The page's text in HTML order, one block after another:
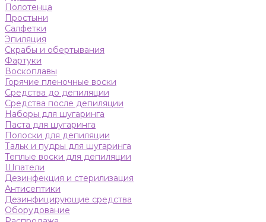
Полотенца
Простыни
Салфетки
Эпиляция
Скрабы и обертывания
Фартуки
Воскоплавы
Горячие пленочные воски
Средства до депиляции
Средства после депиляции
Наборы для шугаринга
Паста для шугаринга
Полоски для депиляции
Тальк и пудры для шугаринга
Теплые воски для депиляции
Шпатели
Дезинфекция и стерилизация
Антисептики
Дезинфицирующие средства
Оборудование